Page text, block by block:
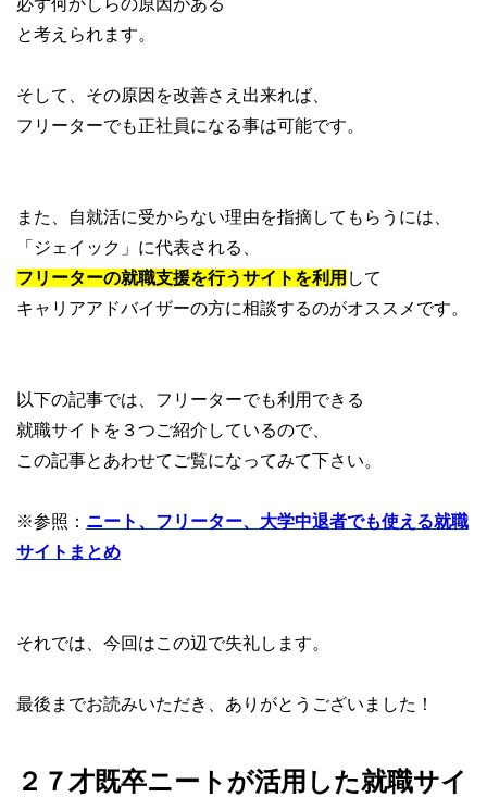
と考えられます。
そして、その原因を改善さえ出来れば、
フリーターでも正社員になる事は可能です。
また、自就活に受からない理由を指摘してもらうには、
「ジェイック」に代表される、
フリーターの就職支援を行うサイトを利用 して
キャリアアドバイザーの方に相談するのがオススメです。
以下の記事では、フリーターでも利用できる
就職サイトを３つご紹介しているので、
この記事とあわせてご覧になってみて下さい。
※参照： ニート、フリーター、大学中退者でも使える就職
サイトまとめ
それでは、今回はこの辺で失礼します。
最後までお読みいただき、ありがとうございました！
２７才既卒ニートが活用した就職サイ